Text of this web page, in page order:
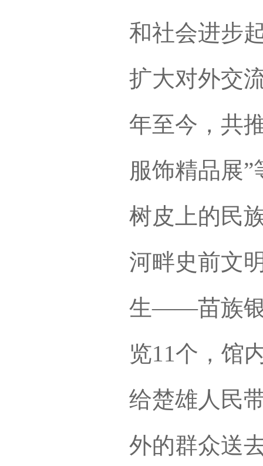
和社会进步
扩大对外交
年至今，共
服饰精品展
树皮上的民
河畔史前文
生——苗族银
览11个，馆
给楚雄人民
外的群众送